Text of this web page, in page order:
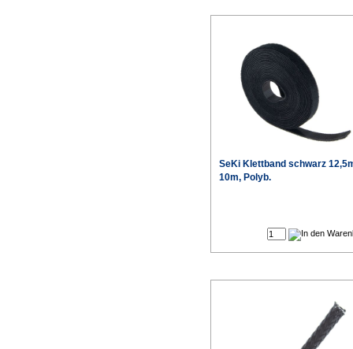
SeKi Klettband schwarz
10m, Polyb.